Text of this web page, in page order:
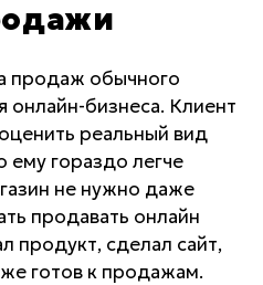
до 18:30 (по Хбк)
продаж обычного
онлайн-бизнеса. Клиент
реальный вид
ему гораздо легче
не нужно даже
продавать онлайн
продукт, сделал сайт,
готов к продажам.